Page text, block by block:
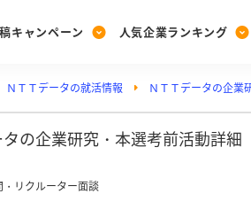
キャンペーン
Post
投稿する
人気企業ランキング
Ranking
ランキングを見る
Vote
PickUp
注目の企業特集
ＮＴＴデータの就活情報 ＮＴＴデータの企業
の企業研究・本選考前活動詳
リクルーター面談